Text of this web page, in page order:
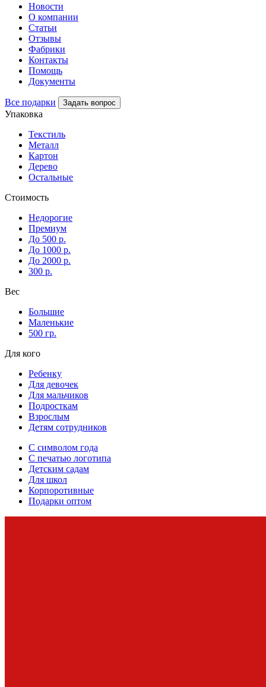
Новости
О компании
Статьи
Отзывы
Фабрики
Контакты
Помощь
Документы
Все подарки Задать вопрос
Упаковка
Текстиль
Металл
Картон
Дерево
Остальные
Стоимость
Недорогие
Премиум
До 500 р.
До 1000 р.
До 2000 р.
300 р.
Вес
Большие
Маленькие
500 гр.
Для кого
Ребенку
Для девочек
Для мальчиков
Подросткам
Взрослым
Детям сотрудников
С символом года
С печатью логотипа
Детским садам
Для школ
Корпоротивные
Подарки оптом